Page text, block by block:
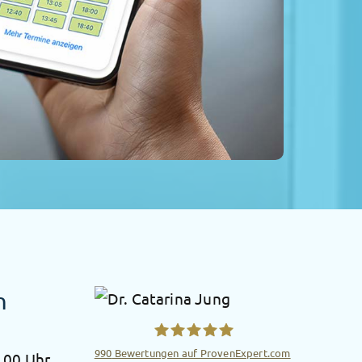
990 Bewertungen auf ProvenExpert.com